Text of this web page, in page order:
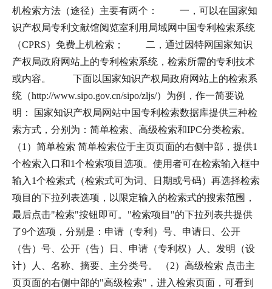
机检索方法（途径）主要有两个： 一，可以在国家知
识产权局专利文献馆阅览室利用局域网中国专利检索系统
（CPRS）免费上机检索； 二，通过因特网国家知识
产权局政府网站上的专利检索系统，检索所需的专利技术
或内容。 下面以国家知识产权局政府网站上的检索系
统（http://www.sipo.gov.cn/sipo/zljs/）为例，作一简要说
明： 国家知识产权局网站中国专利检索数据库提供三种检
索方式，分别为：简单检索、高级检索和IPC分类检索。
（1）简单检索 简单检索位于主页页面的右侧中部，提供1
个检索入口和1个检索项目选项。使用者可在检索输入框中
输入1个检索式（检索式可为词、日期或号码）再选择检索
项目的下拉列表选项，以限定输入的检索式的搜索范围，
最后点击"检索"按钮即可。"检索项目"的下拉列表共提供
了9个选项，分别是：申请（专利）号、申请日、公开
（告）号、公开（告）日、申请（专利权）人、发明（设
计）人、名称、摘要、主分类号。 （2）高级检索 点击主
页页面的右侧中部的"高级检索"，进入检索页面，可看到